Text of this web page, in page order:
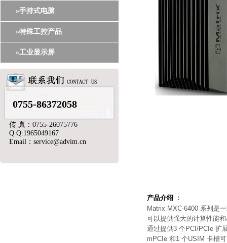
»手持式电脑
»特殊工控产品
»工业显示屏
0755-86372058
传 真：0755-26075776
Q Q:1965049167
Email：service@advim.cn
产品介绍 ：
Matrix MXC-6400 系列是
可以提供强大的计算性能
通过提供3 个PCI/PCIe 扩
mPCIe 和1 个USIM 卡槽